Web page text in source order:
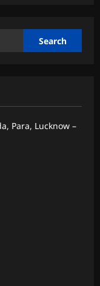
Para, Lucknow –